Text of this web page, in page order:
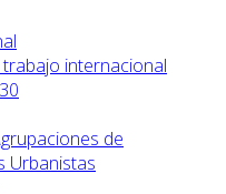
internacional
de
Urbanistas